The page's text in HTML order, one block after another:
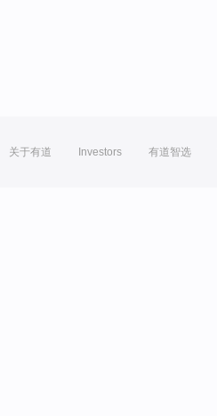
关于有道 Investors 有道智选